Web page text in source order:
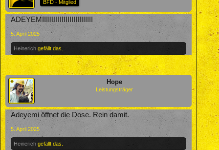
BFD - Mitglied
ADEYEMIIIIIIIIIIIIIIIIIIIIIIIIII
5. April 2025
Heinerich gefällt das.
Hope
Leistungsträger
Adeyemi öffnet die Dose. Rein damit.
5. April 2025
Heinerich gefällt das.